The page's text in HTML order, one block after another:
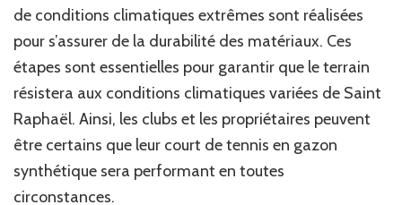
de conditions climatiques extrêmes sont réalisées
pour s’assurer de la durabilité des matériaux. Ces
étapes sont essentielles pour garantir que le terrain
résistera aux conditions climatiques variées de Saint
Raphaël. Ainsi, les clubs et les propriétaires peuvent
être certains que leur court de tennis en gazon
synthétique sera performant en toutes
circonstances.